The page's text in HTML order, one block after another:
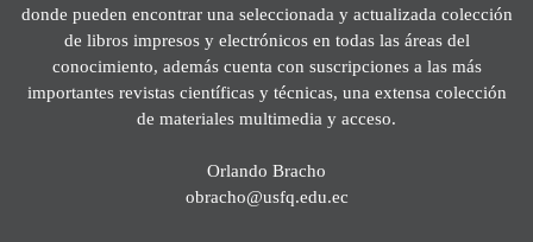
donde pueden encontrar una seleccionada y actualizada colección
de libros impresos y electrónicos en todas las áreas del
conocimiento, además cuenta con suscripciones a las más
importantes revistas científicas y técnicas, una extensa colección
de materiales multimedia y acceso.
Orlando Bracho
obracho@usfq.edu.ec